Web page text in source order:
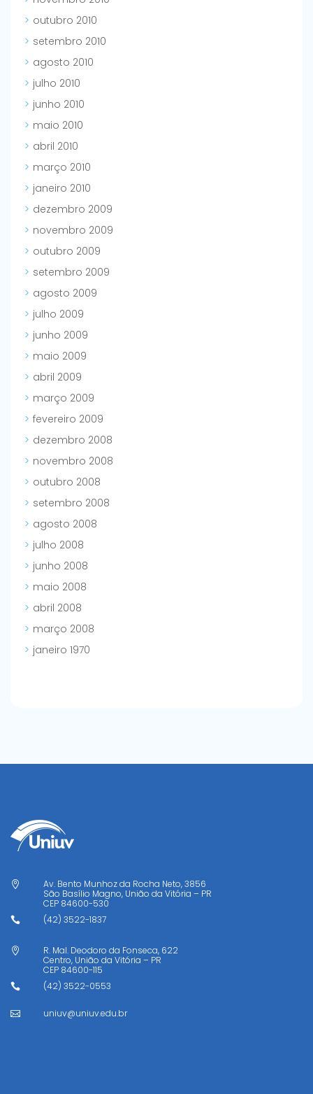
outubro 2010
setembro 2010
agosto 2010
julho 2010
junho 2010
maio 2010
abril 2010
março 2010
janeiro 2010
dezembro 2009
novembro 2009
outubro 2009
setembro 2009
agosto 2009
julho 2009
junho 2009
maio 2009
abril 2009
março 2009
fevereiro 2009
dezembro 2008
novembro 2008
outubro 2008
setembro 2008
agosto 2008
julho 2008
junho 2008
maio 2008
abril 2008
março 2008
janeiro 1970

Av. Bento Munhoz da Rocha Neto, 3856
São Basílio Magno, União da Vitória – PR
CEP 84600-530
 (42) 3522-1837

R. Mal. Deodoro da Fonseca, 622
Centro, União da Vitória – PR
CEP 84600-115
 (42) 3522-0553
 uniuv@uniuv.edu.br